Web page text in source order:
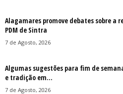
Alagamares promove debates sobre a
PDM de Sintra
7 de Agosto, 2026
Algumas sugestões para fim de
e tradição em...
7 de Agosto, 2026